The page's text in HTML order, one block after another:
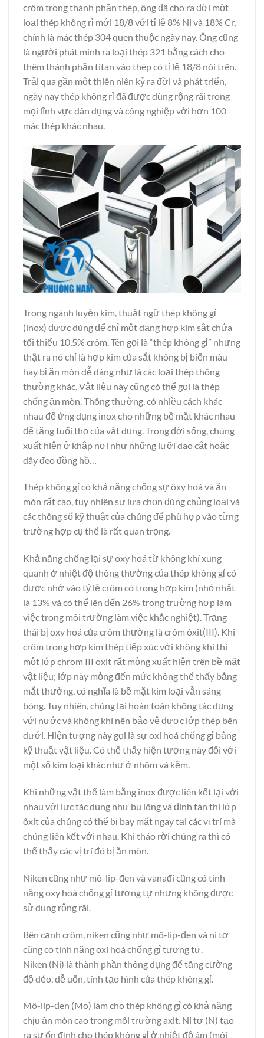
crôm trong thành phần thép, ông đã cho ra đời một
loại thép không rỉ mới 18/8 với tỉ lệ 8% Ni và 18% Cr,
chính là mác thép 304 quen thuộc ngày nay. Ông cũng
là người phát minh ra loại thép 321 bằng cách cho
thêm thành phần titan vào thép có tỉ lệ 18/8 nói trên.
Trải qua gần một thiên niên kỷ ra đời và phát triển,
ngày nay thép không rỉ đã được dùng rộng rãi trong
mọi lĩnh vực dân dụng và công nghiệp với hơn 100
mác thép khác nhau.
Trong ngành luyện kim, thuật ngữ thép không gỉ
(inox) được dùng để chỉ một dạng hợp kim sắt chứa
tối thiểu 10,5% crôm. Tên gọi là “thép không gỉ” nhưng
thật ra nó chỉ là hợp kim của sắt không bị biến màu
hay bị ăn mòn dễ dàng như là các loại thép thông
thường khác. Vật liệu này cũng có thể gọi là thép
chống ăn mòn. Thông thường, có nhiều cách khác
nhau để ứng dụng inox cho những bề mặt khác nhau
để tăng tuổi thọ của vật dụng. Trong đời sống, chúng
xuất hiện ở khắp nơi như những lưỡi dao cắt hoặc
dây đeo đồng hồ…
Thép không gỉ có khả năng chống sự ôxy hoá và ăn
mòn rất cao, tuy nhiên sự lựa chọn đúng chủng loại và
các thông số kỹ thuật của chúng để phù hợp vào từng
trường hợp cụ thể là rất quan trọng.
Khả năng chống lại sự oxy hoá từ không khí xung
quanh ở nhiệt độ thông thường của thép không gỉ có
được nhờ vào tỷ lệ crôm có trong hợp kim (nhỏ nhất
là 13% và có thể lên đến 26% trong trường hợp làm
việc trong môi trường làm việc khắc nghiệt). Trạng
thái bị oxy hoá của crôm thường là crôm ôxit(III). Khi
crôm trong hợp kim thép tiếp xúc với không khí thì
một lớp chrom III oxit rất mỏng xuất hiện trên bề mặt
vật liệu; lớp này mỏng đến mức không thể thấy bằng
mắt thường, có nghĩa là bề mặt kim loại vẫn sáng
bóng. Tuy nhiên, chúng lại hoàn toàn không tác dụng
với nước và không khí nên bảo vệ được lớp thép bên
dưới. Hiện tượng này gọi là sự oxi hoá chống gỉ bằng
kỹ thuật vật liệu. Có thể thấy hiện tượng này đối với
một số kim loại khác như ở nhôm và kẽm.
Khi những vật thể làm bằng inox được liên kết lại với
nhau với lực tác dụng như bu lông và đinh tán thì lớp
ôxit của chúng có thể bị bay mất ngay tại các vị trí mà
chúng liên kết với nhau. Khi tháo rời chúng ra thì có
thể thấy các vị trí đó bị ăn mòn.
Niken cũng như mô-lip-đen và vanađi cũng có tính
năng oxy hoá chống gỉ tương tự nhưng không được
sử dụng rộng rãi.
Bên cạnh crôm, niken cũng như mô-lip-đen và ni tơ
cũng có tính năng oxi hoá chống gỉ tương tự.
Niken (Ni) là thành phần thông dụng để tăng cường
độ dẻo, dễ uốn, tính tạo hình của thép không gỉ.
Mô-lip-đen (Mo) làm cho thép không gỉ có khả năng
chịu ăn mòn cao trong môi trường axit. Ni tơ (N) tạo
ra sự ổn định cho thép không gỉ ở nhiệt độ âm (môi